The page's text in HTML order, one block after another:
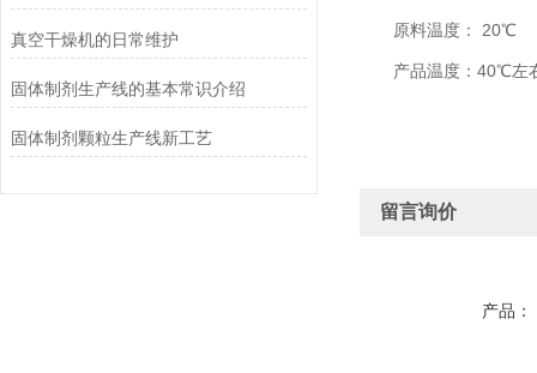
真空干燥机的日常维护
固体制剂生产线的基本常识介绍
固体制剂颗粒生产线新工艺
原料温度： 20℃
产品温度：40℃左
留言询价
产品：